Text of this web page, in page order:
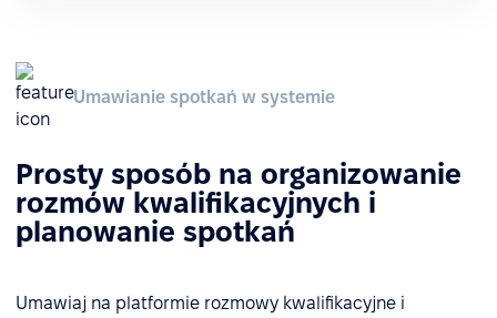
Umawianie spotkań w systemie
Prosty sposób na organizowanie
rozmów kwalifikacyjnych i
planowanie spotkań
Umawiaj na platformie rozmowy kwalifikacyjne i